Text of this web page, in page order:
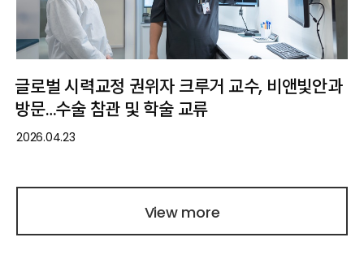
글로벌 시력교정 권위자 크루거 교수, 비앤빛안과
방문…수술 참관 및 학술 교류
2026.04.23
View more